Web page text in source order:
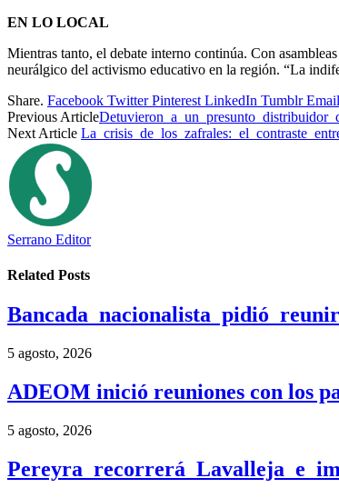
EN LO LOCAL
Mientras tanto, el debate interno continúa. Con
neurálgico del activismo educativo en la región. “La
Share. Facebook Twitter Pinterest LinkedIn Tumblr Email
Previous ArticleDetuvieron a un presunto distribuidor
Next Article La crisis de los zafrales: el contraste
Serrano Editor
Related Posts
Bancada nacionalista pidió
5 agosto, 2026
ADEOM inició reuniones con los
5 agosto, 2026
Pereyra recorrerá Lavalleja e